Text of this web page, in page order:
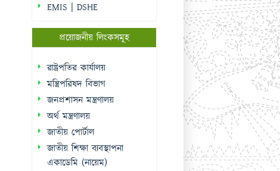
EMIS | DSHE
প্রয়োজনীয় লিংকসমূহ
রাষ্ট্রপতির কার্যালয়
মন্ত্রিপরিষদ বিভাগ
জনপ্রশাসন মন্ত্রণালয়
অর্থ মন্ত্রণালয়
জাতীয় পোর্টাল
জাতীয় শিক্ষা ব্যবস্থাপনা
একাডেমি (নায়েম)